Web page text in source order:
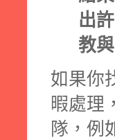
出
教
如果你
暇處理
隊，例